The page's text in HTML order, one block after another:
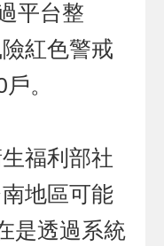
平台整
紅色警戒
。
福利部社
地區可能
是透過系統